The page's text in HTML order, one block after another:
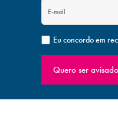
Eu concordo em
Quero ser avisado